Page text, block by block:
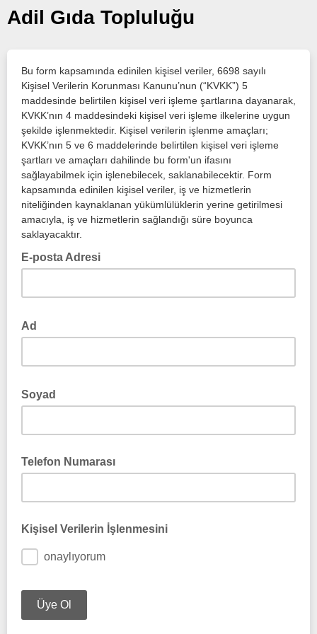
Adil Gıda Topluluğu
Bu form kapsamında edinilen kişisel veriler, 6698 sayılı
Kişisel Verilerin Korunması Kanunu’nun (“KVKK”) 5
maddesinde belirtilen kişisel veri işleme şartlarına dayanarak,
KVKK’nın 4 maddesindeki kişisel veri işleme ilkelerine uygun
şekilde işlenmektedir. Kişisel verilerin işlenme amaçları;
KVKK’nın 5 ve 6 maddelerinde belirtilen kişisel veri işleme
şartları ve amaçları dahilinde bu form'un ifasını
sağlayabilmek için işlenebilecek, saklanabilecektir. Form
kapsamında edinilen kişisel veriler, iş ve hizmetlerin
niteliğinden kaynaklanan yükümlülüklerin yerine getirilmesi
amacıyla, iş ve hizmetlerin sağlandığı süre boyunca
saklayacaktır.
E-posta Adresi
Ad
Soyad
Telefon Numarası
Kişisel Verilerin İşlenmesini
onaylıyorum